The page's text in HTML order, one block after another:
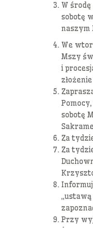
W
sobotę
naszym
We
Mszy
i
sobotę
Za
Za
Przy